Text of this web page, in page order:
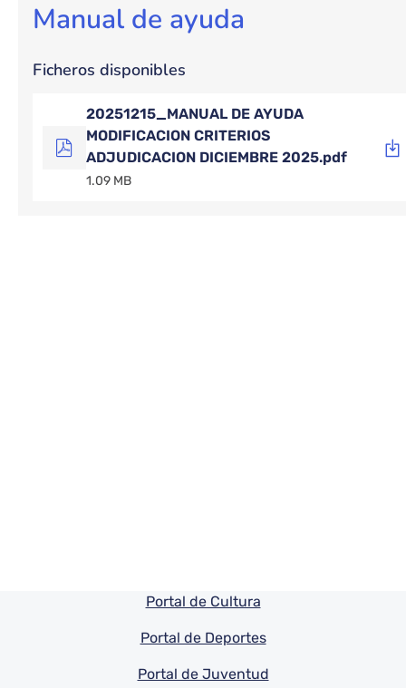
Manual de ayuda
Ficheros disponibles
20251215_MANUAL DE AYUDA
MODIFICACION CRITERIOS
ADJUDICACION DICIEMBRE 2025.pdf
1.09 MB
Pie de pagina información
Portal de Cultura
Portal de Deportes
Portal de Juventud